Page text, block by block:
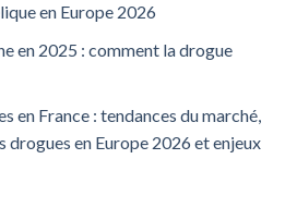
en Europe 2026
en 2025 : comment la drogue
en France : tendances du marché,
drogues en Europe 2026 et enjeux